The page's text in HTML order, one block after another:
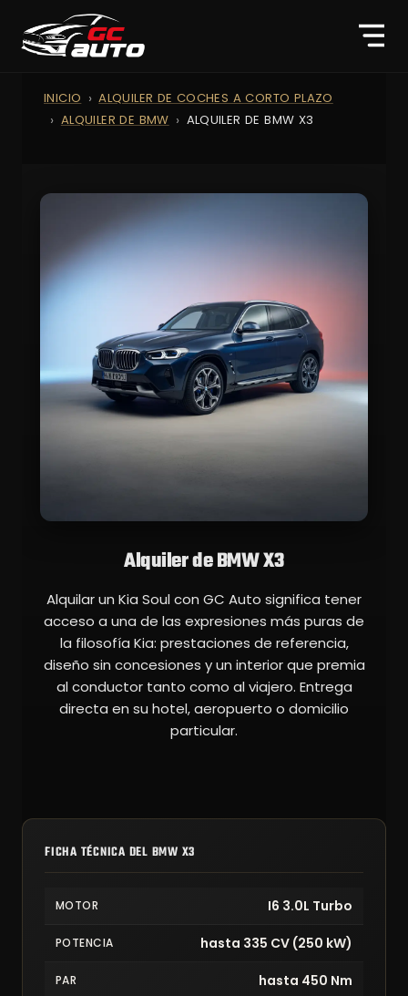
INICIO
ALQUILER DE COCHES A CORTO PLAZO
ALQUILER DE BMW
ALQUILER DE BMW X3
Alquiler de BMW X3
Alquilar un Kia Soul con GC Auto significa tener
acceso a una de las expresiones más puras de
la filosofía Kia: prestaciones de referencia,
diseño sin concesiones y un interior que premia
al conductor tanto como al viajero. Entrega
directa en su hotel, aeropuerto o domicilio
particular.
FICHA TÉCNICA DEL BMW X3
MOTOR I6 3.0L Turbo
POTENCIA hasta 335 CV (250 kW)
PAR hasta 450 Nm